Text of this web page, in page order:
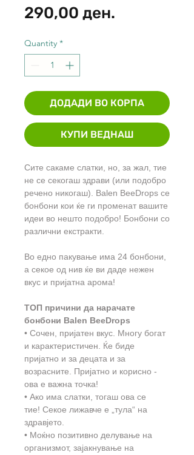
290,00 ден.
Quantity *
ДОДАДИ ВО КОРПА
КУПИ ВЕДНАШ
Сите сакаме слатки, но, за жал, тие
не се секогаш здрави (или подобро
речено никогаш). Balen BeeDrops се
бонбони кои ќе ги променат вашите
идеи во нешто подобро! Бонбони со
различни екстракти.
Во едно пакување има 24 бонбони,
а секое од нив ќе ви даде нежен
вкус и пријатна арома!
ТОП причини да нарачате
бонбони Balen BeeDrops
• Сочен, пријатен вкус. Многу богат
и карактеристичен. Ќе биде
пријатно и за децата и за
возрасните. Пријатно и корисно -
ова е важна точка!
• Ако има слатки, тогаш ова се
тие! Секое лижавче е „тула“ на
здравјето.
• Моќно позитивно делување на
организмот, зајакнување на